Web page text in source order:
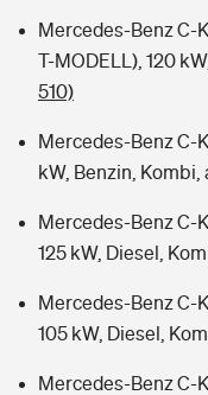
Mercedes-Benz C-
T-MODELL), 120
510)
Mercedes-Benz C-
kW, Benzin, Kombi,
Mercedes-Benz C-
125 kW, Diesel,
Mercedes-Benz C-
105 kW, Diesel,
Mercedes-Benz C-